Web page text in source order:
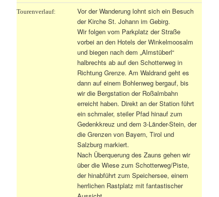
Tourenverlauf:
Vor der Wanderung lohnt sich ein Besuch
der Kirche St. Johann im Gebirg.
Wir folgen vom Parkplatz der Straße
vorbei an den Hotels der Winkelmoosalm
und biegen nach dem „Almstüberl“
halbrechts ab auf den Schotterweg in
Richtung Grenze. Am Waldrand geht es
dann auf einem Bohlenweg bergauf, bis
wir die Bergstation der Roßalmbahn
erreicht haben. Direkt an der Station führt
ein schmaler, steiler Pfad hinauf zum
Gedenkkreuz und dem 3-Länder-Stein, der
die Grenzen von Bayern, Tirol und
Salzburg markiert.
Nach Überquerung des Zauns gehen wir
über die Wiese zum Schotterweg/Piste,
der hinabführt zum Speichersee, einem
herrlichen Rastplatz mit fantastischer